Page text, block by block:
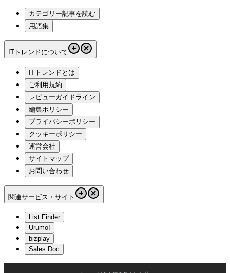
カテゴリー記事を読む
用語集
ITトレンドについて
ITトレンドとは
ご利用規約
レビューガイドライン
編集ポリシー
プライバシーポリシー
クッキーポリシー
運営会社
サイトマップ
お問い合わせ
関連サービス・サイト
List Finder
Urumo!
bizplay
Sales Doc